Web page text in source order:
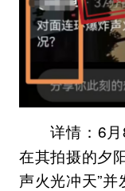
详情： 6
在其拍摄的夕
声火光冲天”